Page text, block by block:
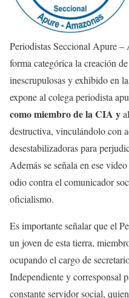
Periodistas Seccional Apure –
forma categórica la creación
inescrupulosas y exhibido en
expone al colega periodista
como miembro de la CIA y
destructiva, vinculándolo con
desestabilizadoras para
Además se señala en ese
odio contra el comunicador
oficialismo.
Es importante señalar que el
un joven de esta tierra,
ocupando el cargo de
Independiente y corresponsal
constante servidor social,